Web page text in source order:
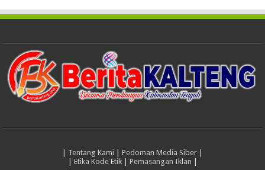
| Tentang Kami | Pedoman Media Siber |
| Etika Kode Etik| Pemasangan Iklan |